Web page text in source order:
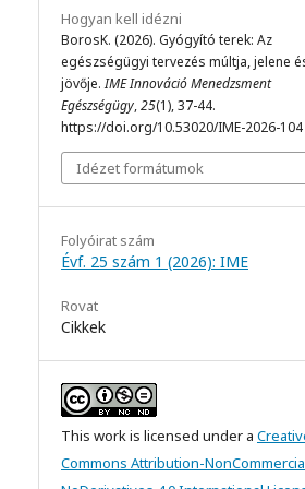
Hogyan kell idézni
BorosK. (2026). Gyógyító terek: Az
egészségügyi tervezés múltja, jelene
jövője.IME Innováció Menedzsment
Egészségügy,25(1), 37-44.
https://doi.org/10.53020/IME-2026-104
Idézet formátumok
Folyóirat szám
Évf. 25 szám 1 (2026): IME
Rovat
Cikkek
This work is licensed under a
Commons Attribution-